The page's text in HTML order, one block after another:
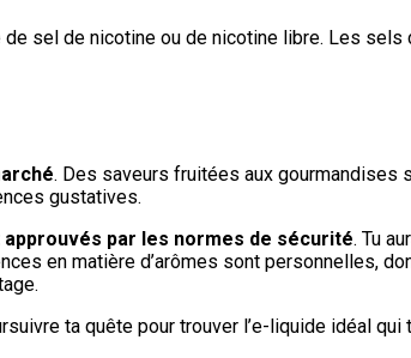
sel de nicotine ou de nicotine libre. Les
. Des saveurs fruitées aux gourmandises
gustatives.
par les normes de sécurité. Tu
en matière d’arômes sont personnelles,
ta quête pour trouver l’e-liquide idéal